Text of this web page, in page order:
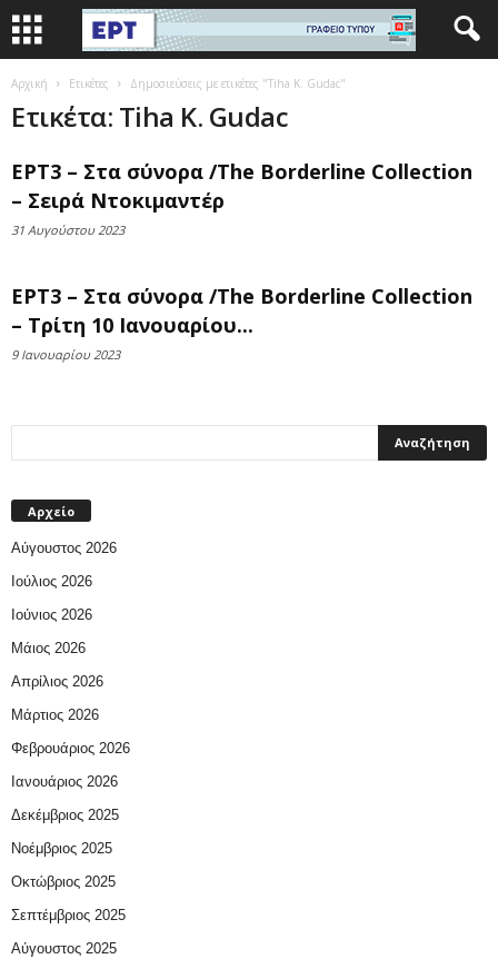
Αρχική Ετικέτες Δημοσιεύσεις με ετικέτες "Tiha K. Gudac"
Ετικέτα: Tiha K. Gudac
ΕΡΤ3 – Στα σύνορα /The Borderline Collection
– Σειρά Ντοκιμαντέρ
31 Αυγούστου 2023
ΕΡΤ3 – Στα σύνορα /The Borderline Collection
– Τρίτη 10 Ιανουαρίου...
9 Ιανουαρίου 2023
Αρχείο
Αύγουστος 2026
Ιούλιος 2026
Ιούνιος 2026
Μάιος 2026
Απρίλιος 2026
Μάρτιος 2026
Φεβρουάριος 2026
Ιανουάριος 2026
Δεκέμβριος 2025
Νοέμβριος 2025
Οκτώβριος 2025
Σεπτέμβριος 2025
Αύγουστος 2025